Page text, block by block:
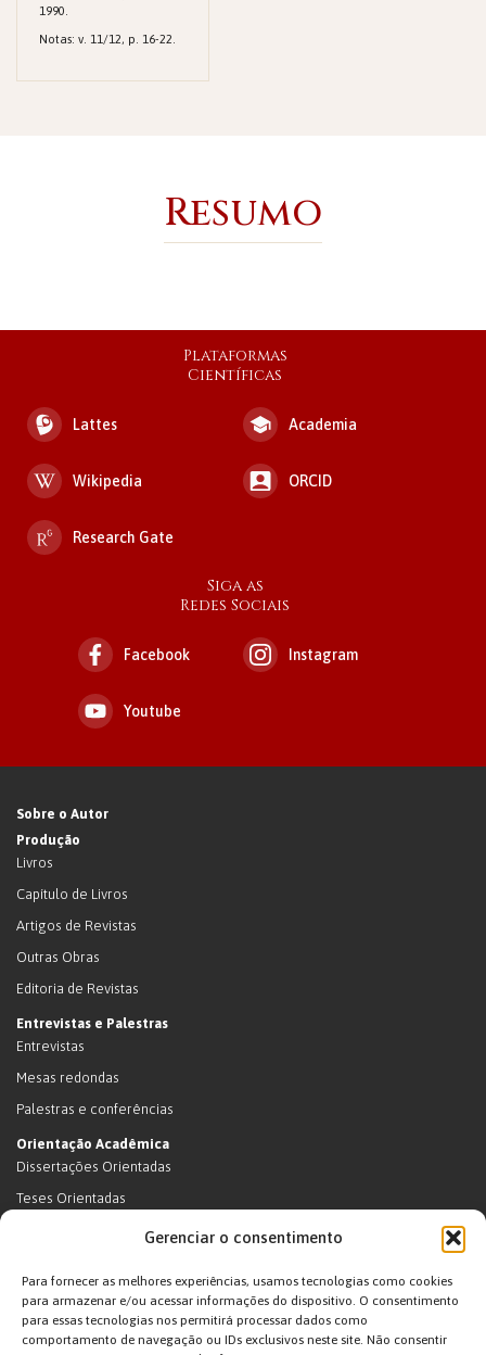
Gerenciar o consentimento
Para fornecer as melhores experiências, usamos tecnologias como cookies
para armazenar e/ou acessar informações do dispositivo. O consentimento
para essas tecnologias nos permitirá processar dados como
comportamento de navegação ou IDs exclusivos neste site. Não consentir
1990.
Notas: v. 11/12, p. 16-22.
Resumo
Plataformas
Científicas
Lattes Academia
Wikipedia ORCID
Research Gate
Siga as
Redes Sociais
Facebook Instagram
Youtube
Sobre o Autor
Produção
Livros
Capítulo de Livros
Artigos de Revistas
Outras Obras
Editoria de Revistas
Entrevistas e Palestras
Entrevistas
Mesas redondas
Palestras e conferências
Orientação Acadêmica
Dissertações Orientadas
Teses Orientadas
Livros (dissertações e teses)
Supervisão de pós-doutorado
Supervisão de pós-doutorado (em andamento)